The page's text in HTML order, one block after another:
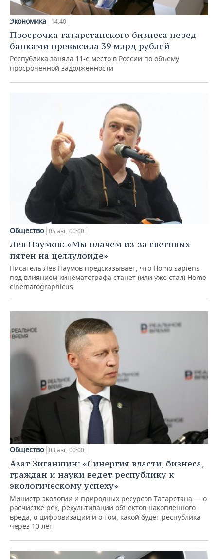
Экономика 14:40
Просрочка татарстанского бизнеса перед
банками превысила 39 млрд рублей
Республика заняла 11-е место в России по объему
просроченной задолженности
Общество 05 авг, 00:00
Лев Наумов: «Мы плачем из-за световых
пятен на целлулоиде»
Писатель Лев Наумов предсказывает, что Homo sapiens
под влиянием кинематографа станет (или уже стал) Homo
cinematographicus
Общество 03 авг, 00:00
Азат Зиганшин: «Синергия власти, бизнеса,
граждан и науки ведет республику к
экологическому успеху»
Министр экологии и природных ресурсов Татарстана — о
расчистке рек, рекультивации объектов накопленного
вреда, о цифровизации и о том, какой будет республика
через 10 лет